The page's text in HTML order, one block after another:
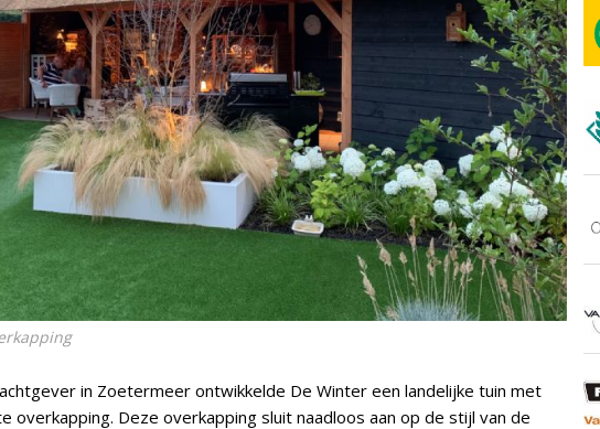
in Zoetermeer ontwikkelde De Winter een landelijke tuin met
overkapping. Deze overkapping sluit naadloos aan op de stijl van de